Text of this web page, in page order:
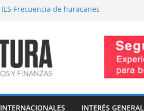
ILS-Frecuencia de huracanes
Respaldo a renovaciones
Fitch-Impulso a la innovación
INTERNACIONALES INTERÉS GENERAL